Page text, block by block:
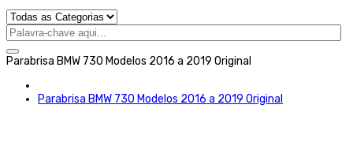
Parabrisa BMW 730 Modelos 2016 a 2019 Original
Parabrisa BMW 730 Modelos 2016 a 2019 Original